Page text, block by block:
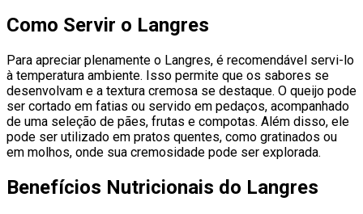
Como Servir o Langres
Para apreciar plenamente o Langres, é recomendável servi-lo
à temperatura ambiente. Isso permite que os sabores se
desenvolvam e a textura cremosa se destaque. O queijo pode
ser cortado em fatias ou servido em pedaços, acompanhado
de uma seleção de pães, frutas e compotas. Além disso, ele
pode ser utilizado em pratos quentes, como gratinados ou
em molhos, onde sua cremosidade pode ser explorada.
Benefícios Nutricionais do Langres